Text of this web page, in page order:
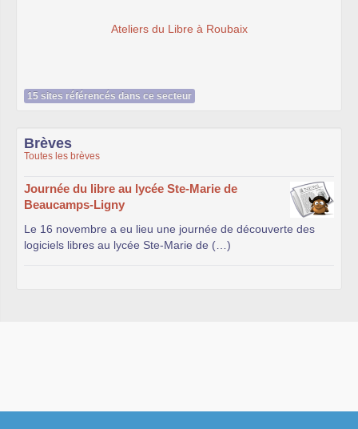
Ateliers du Libre à Roubaix
15 sites référencés dans ce secteur
Brèves
Toutes les brèves
Journée du libre au lycée Ste-Marie de
Beaucamps-Ligny
Le 16 novembre a eu lieu une journée de découverte des
logiciels libres au lycée Ste-Marie de (…)